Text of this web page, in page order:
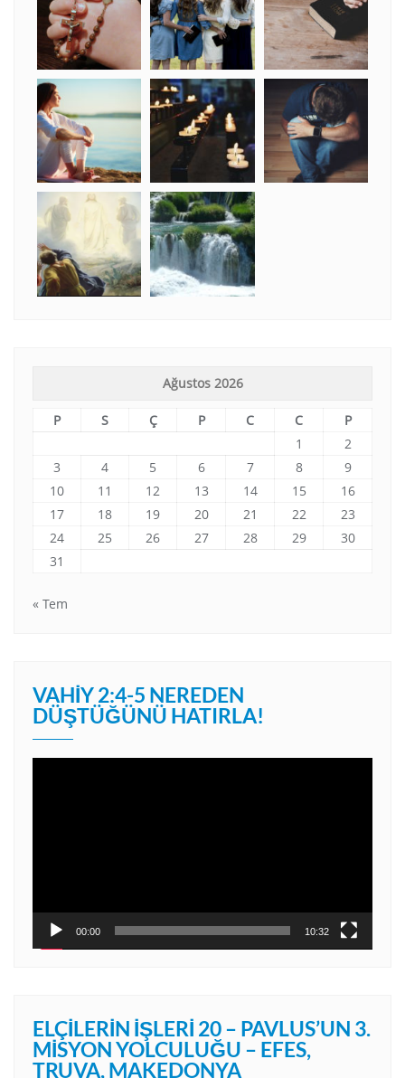
Ağustos 2026
P S Ç P C C
P
1
2
3
4 5 6 7 8
9
10
11 12 13 14 15
16
17
18 19 20 21 22
23
24
25 26 27 28 29
30
31
« Tem
VAHIY 2:4-5 NEREDEN
DÜŞTÜĞÜNÜ HATIRLA!
00:00 10:32
ELÇILERIN İŞLERI 20 – PAVLUS’UN 3.
MISYON YOLCULUĞU – EFES,
TRUVA, MAKEDONYA